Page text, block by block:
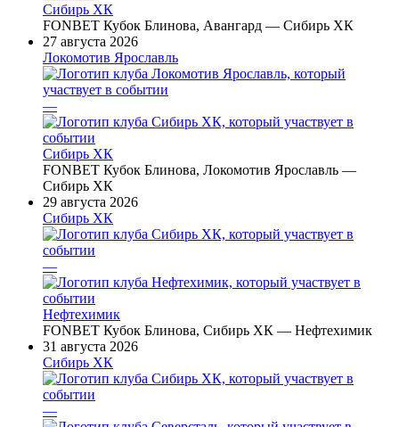
Сибирь ХК
FONBET Кубок Блинова, Авангард — Сибирь ХК
27 августа 2026
Локомотив Ярославль
—
Сибирь ХК
FONBET Кубок Блинова, Локомотив Ярославль —
Сибирь ХК
29 августа 2026
Сибирь ХК
—
Нефтехимик
FONBET Кубок Блинова, Сибирь ХК — Нефтехимик
31 августа 2026
Сибирь ХК
—